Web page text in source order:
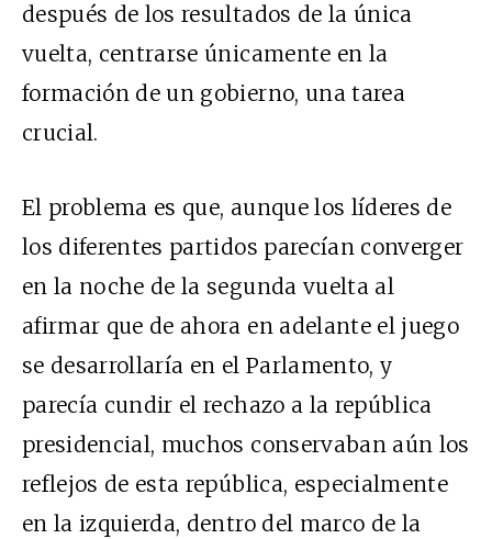
después de los resultados de la única
vuelta, centrarse únicamente en la
formación de un gobierno, una tarea
crucial.
El problema es que, aunque los líderes de
los diferentes partidos parecían converger
en la noche de la segunda vuelta al
afirmar que de ahora en adelante el juego
se desarrollaría en el Parlamento, y
parecía cundir el rechazo a la república
presidencial, muchos conservaban aún los
reflejos de esta república, especialmente
en la izquierda, dentro del marco de la